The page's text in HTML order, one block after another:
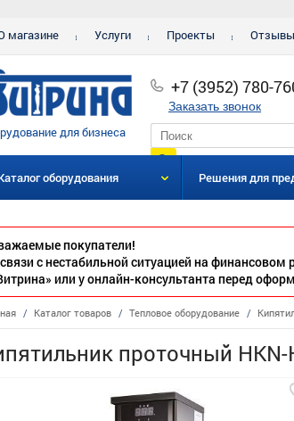
магазине Услуги Проекты Отзывы
для бизнеса
+7 (3952) 780-
Заказать звонок
оборудования Решения для
покупатели!
с нестабильной ситуацией на финансовом
или у онлайн-консультанта перед
/ Каталог товаров / Тепловое оборудование /
проточный